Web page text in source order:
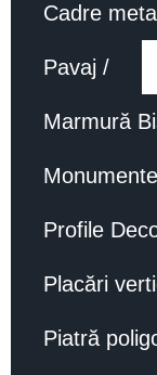
Cadre
Pavaj /
Marmură
Profile
Placări
Piatră